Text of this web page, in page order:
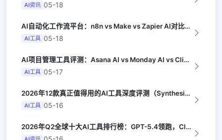
AI资讯 05-18
AI自动化工作流平台：n8n vs Make vs Zapier AI对比（Au...
AI工具 05-18
AI项目管理工具评测：Asana AI vs Monday AI vs Clic...
AI工具 05-17
2026年12款真正值得用的AI工具深度评测（Synthesia评选）
AI工具 05-16
2026年Q2全球十大AI工具排行榜：GPT-5.4领跑，Claude Opus...